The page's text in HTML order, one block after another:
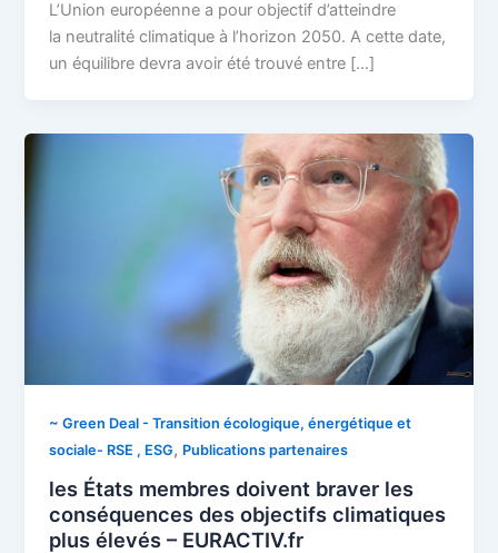
L’Union européenne a pour objectif d’atteindre
la neutralité climatique à l’horizon 2050. A cette date,
un équilibre devra avoir été trouvé entre […]
~ Green Deal - Transition écologique, énergétique et
sociale- RSE , ESG, Publications partenaires
les États membres doivent braver les
conséquences des objectifs climatiques
plus élevés – EURACTIV.fr